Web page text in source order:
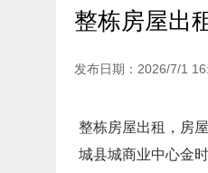
整栋房屋出
发布日期：2026/7/1
整栋房屋出租，房
城县城商业中心金